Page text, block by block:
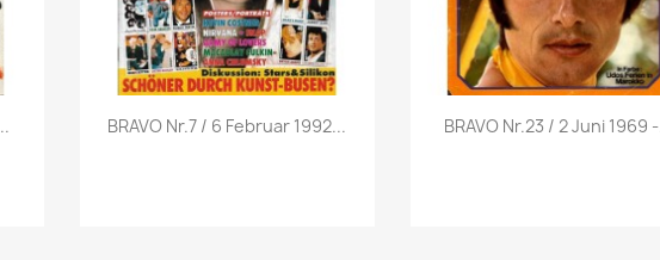
Vorschau
BRAVO Nr.7 / 6 Februar 1992... Vorschau
BRAVO Nr.23 / 2 Juni 1969